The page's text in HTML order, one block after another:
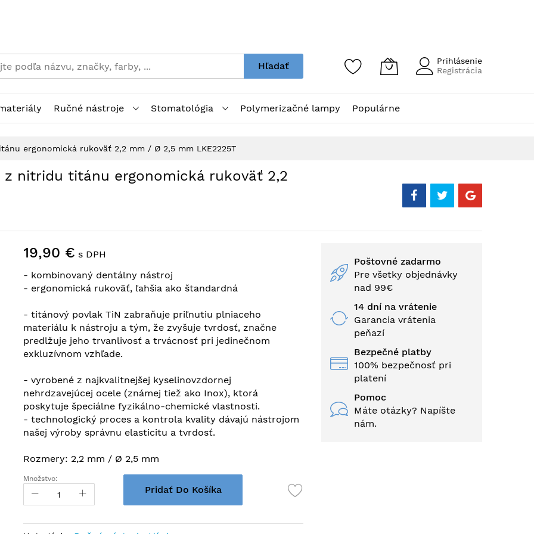
Hľadať
Prihlásenie
Registrácia
Ručné nástroje Stomatológia Polymerizačné lampy Populárne
ergonomická rukoväť 2,2 mm / Ø 2,5 mm LKE2225T
nitridu titánu ergonomická rukoväť 2,2
19,90 € s DPH
- kombinovaný dentálny nástroj
- ergonomická rukoväť, ľahšia ako štandardná
- titánový povlak TiN zabraňuje priľnutiu plniaceho
materiálu k nástroju a tým, že zvyšuje tvrdosť, značne
predlžuje jeho trvanlivosť a trvácnosť pri jedinečnom
exkluzívnom vzhľade.
- vyrobené z najkvalitnejšej kyselinovzdornej
nehrdzavejúcej ocele (známej tiež ako Inox), ktorá
poskytuje špeciálne fyzikálno-chemické vlastnosti.
- technologický proces a kontrola kvality dávajú nástrojom
našej výroby správnu elasticitu a tvrdosť.
Rozmery: 2,2 mm / Ø 2,5 mm
Množstvo:
Pridať Do Košíka
Poštovné zadarmo
Pre všetky objednávky
nad 99€
14 dní na vrátenie
Garancia vrátenia
peňazí
Bezpečné platby
100% bezpečnosť pri
platení
Pomoc
Máte otázky? Napíšte
nám.